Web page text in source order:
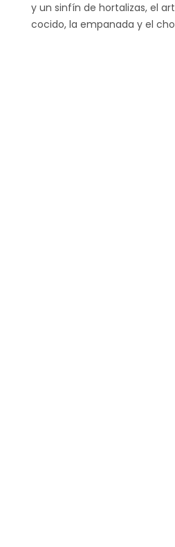
y un sinfín de hortalizas, el
cocido, la empanada y el